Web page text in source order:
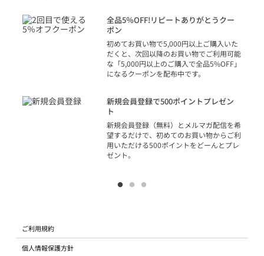
全品5％OFF!リピートありがとうクー
ポン
初めてお買い物で5,000円以上ご購入いた
だくと、次回以降のお買い物でご利用可能
な「5,000円以上のご購入で全品5%OFF」
になるクーポンを配布中です。
新規会員登録で500ポイントプレゼン
ト
新規会員登録（無料）とメルマガ配信を希
望するだけで、初めてのお買い物からご利
用いただける500ポイントをどーんとプレ
ゼント。
ご利用規約
個人情報保護方針